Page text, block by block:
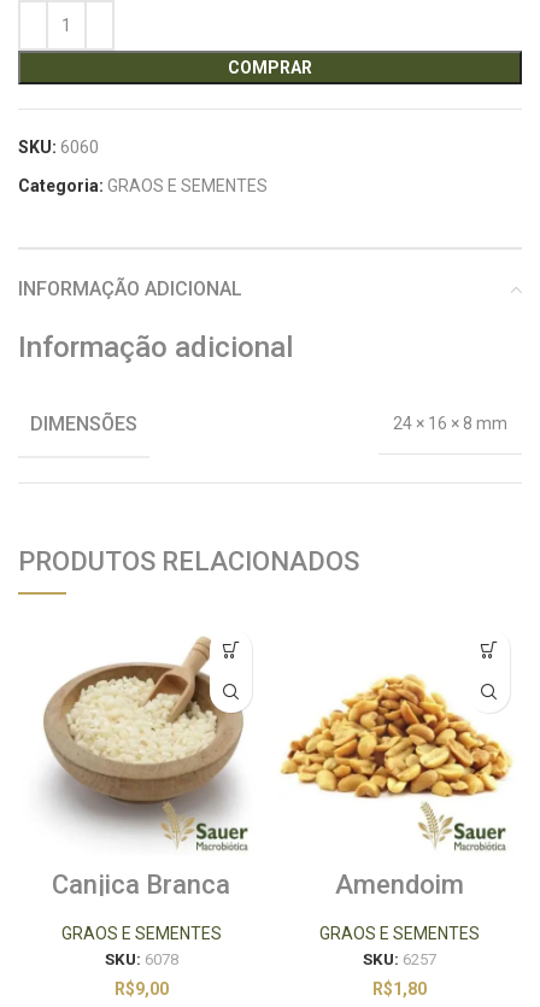
COMPRAR
SKU: 6060
Categoria: GRAOS E SEMENTES
INFORMAÇÃO ADICIONAL
Informação adicional
DIMENSÕES 24 × 16 × 8 mm
PRODUTOS RELACIONADOS
Canjica Branca
GRAOS E SEMENTES
SKU: 6078
R$9,00
Amendoim
100g
GRAOS E SEMENTES
SKU: 6257
R$1,80